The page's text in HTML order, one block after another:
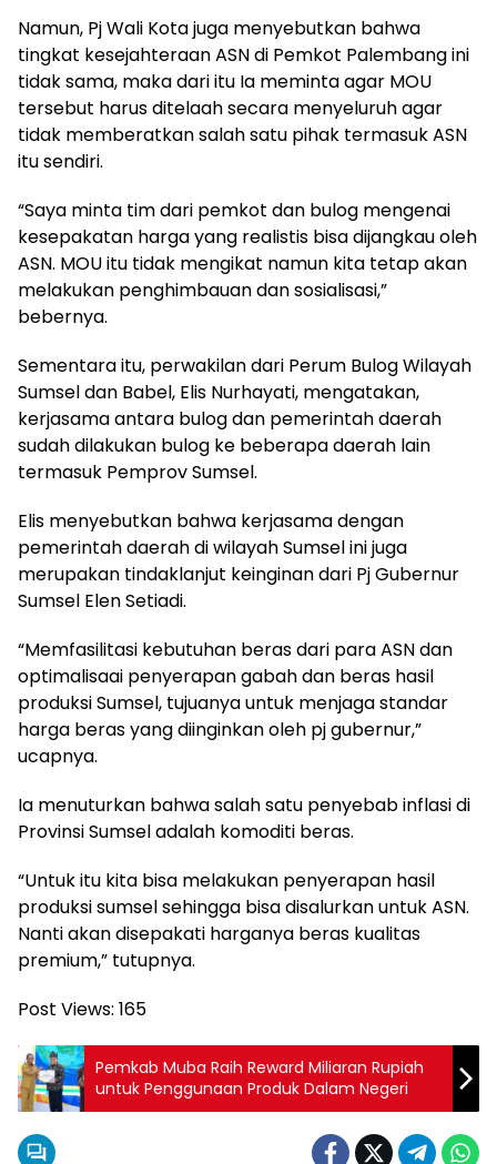
Namun, Pj Wali Kota juga menyebutkan bahwa
tingkat kesejahteraan ASN di Pemkot Palembang ini
tidak sama, maka dari itu Ia meminta agar MOU
tersebut harus ditelaah secara menyeluruh agar
tidak memberatkan salah satu pihak termasuk ASN
itu sendiri.
“Saya minta tim dari pemkot dan bulog mengenai
kesepakatan harga yang realistis bisa dijangkau oleh
ASN. MOU itu tidak mengikat namun kita tetap akan
melakukan penghimbauan dan sosialisasi,”
bebernya.
Sementara itu, perwakilan dari Perum Bulog Wilayah
Sumsel dan Babel, Elis Nurhayati, mengatakan,
kerjasama antara bulog dan pemerintah daerah
sudah dilakukan bulog ke beberapa daerah lain
termasuk Pemprov Sumsel.
Elis menyebutkan bahwa kerjasama dengan
pemerintah daerah di wilayah Sumsel ini juga
merupakan tindaklanjut keinginan dari Pj Gubernur
Sumsel Elen Setiadi.
“Memfasilitasi kebutuhan beras dari para ASN dan
optimalisaai penyerapan gabah dan beras hasil
produksi Sumsel, tujuanya untuk menjaga standar
harga beras yang diinginkan oleh pj gubernur,”
ucapnya.
Ia menuturkan bahwa salah satu penyebab inflasi di
Provinsi Sumsel adalah komoditi beras.
“Untuk itu kita bisa melakukan penyerapan hasil
produksi sumsel sehingga bisa disalurkan untuk ASN.
Nanti akan disepakati harganya beras kualitas
premium,” tutupnya.
Post Views: 165
Pemkab Muba Raih Reward Miliaran Rupiah
untuk Penggunaan Produk Dalam Negeri